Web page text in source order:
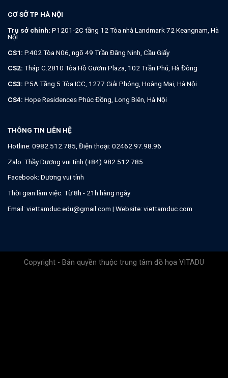
CƠ SỞ TP HÀ NỘI
Trụ sở chính: P1201-2C tầng 12 Tòa nhà Landmark 72 Keangnam, Hà
NộI
CS1: P.402 Tòa N06, ngõ 49 Trần Đăng Ninh, Cầu Giấy
CS2: Tháp C.2810 Tòa Hồ Gươm Plaza, 102 Trần Phú, Hà Đông
CS3: P.5A Tầng 5 Tòa ICC, 1277 Giải Phóng, Hoàng Mai, Hà Nội
CS4: Hope Residences Phúc Đồng, Long Biên, Hà Nội
THÔNG TIN LIÊN HỆ
Hotline: 0982.512.785 , Điện thoại: 02462.97.98.96
Zalo: Thầy Dương vui tính (+84).982.512.785
Facebook: Dương vui tính
Thời gian làm việc: Từ 8h - 21h hàng ngày
Email: viettamduc.edu@gmail.com | Website: viettamduc.com
Copyright - Bản quyền thuộc trung tâm đồ họa VITADU